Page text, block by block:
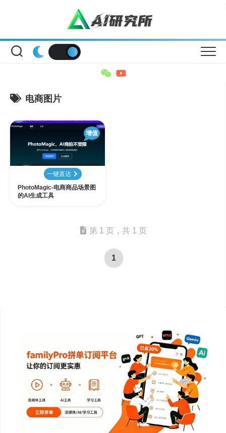
电商图片
增值
一键直达
PhotoMagic-电商商品场景图
的AI生成工具
第 1 页，共 1 页
1